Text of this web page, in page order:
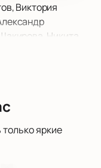
Виктория
Никита
и
событием
яркие